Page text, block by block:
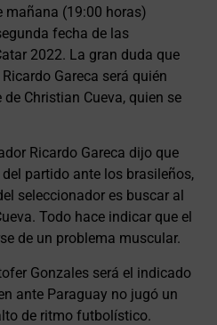
mañana (19:00 horas)
fecha de las
2022. La gran duda que
Gareca será quién
Christian Cueva, quien se
Ricardo Gareca dijo que
partido ante los brasileños,
seleccionador es buscar al
Todo hace indicar que el
de un problema muscular.
Gonzales será el indicado
ante Paraguay no jugó un
de ritmo futbolístico.